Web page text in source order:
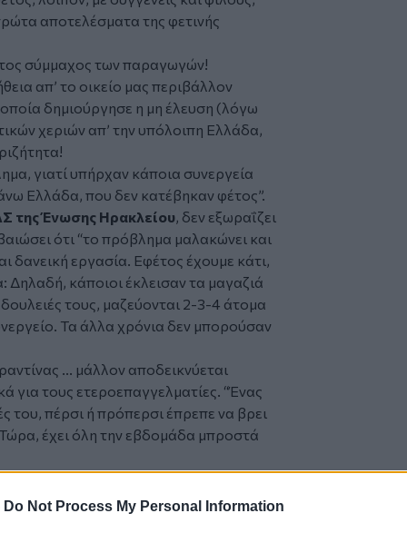
Do Not Process My Personal Information
αποτελέσματα της φετινής
σύμμαχος των παραγωγών!
απ’ το οικείο μας περιβάλλον
δημιούργησε η μη έλευση (λόγω
χεριών απ’ την υπόλοιπη Ελλάδα,
γιατί υπήρχαν κάποια συνεργεία
Ελλάδα, που δεν κατέβηκαν φέτος”.
της Ένωσης Ηρακλείου, δεν εξωραΐζει
ότι “το πρόβλημα μαλακώνει και
δανεική εργασία. Εφέτος έχουμε κάτι,
κάποιοι έκλεισαν τα μαγαζιά
τους, μαζεύονται 2-3-4 άτομα
Τα άλλα χρόνια δεν μπορούσαν
... μάλλον αποδεικνύεται
για τους ετεροεπαγγελματίες. “Ένας
του, πέρσι ή πρόπερσι έπρεπε να βρει
έχει όλη την εβδομάδα μπροστά
και βάζουν και εμπόδια!”